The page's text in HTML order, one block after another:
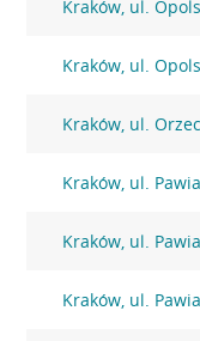
Kraków, ul.
Kraków, ul.
Kraków, ul.
Kraków, ul.
Kraków, ul.
Kraków, ul.